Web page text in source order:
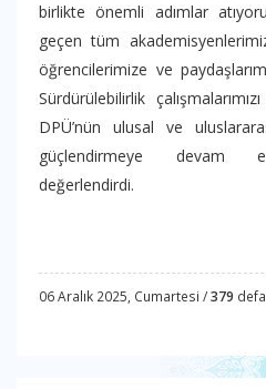
birlikte önemli adımlar
geçen tüm
öğrencilerimize ve
Sürdürülebilirlik
DPÜ’nün ulusal ve
güçlendirmeye devam
değerlendirdi.
06 Aralık 2025, Cumartesi /379